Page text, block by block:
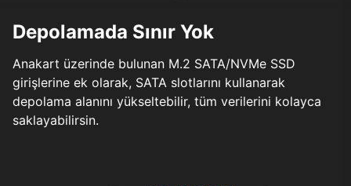
Depolamada Sınır Yok
Anakart üzerinde bulunan M.2 SATA/NVMe SSD
girişlerine ek olarak, SATA slotlarını kullanarak
depolama alanını yükseltebilir, tüm verilerini kolayca
saklayabilirsin.